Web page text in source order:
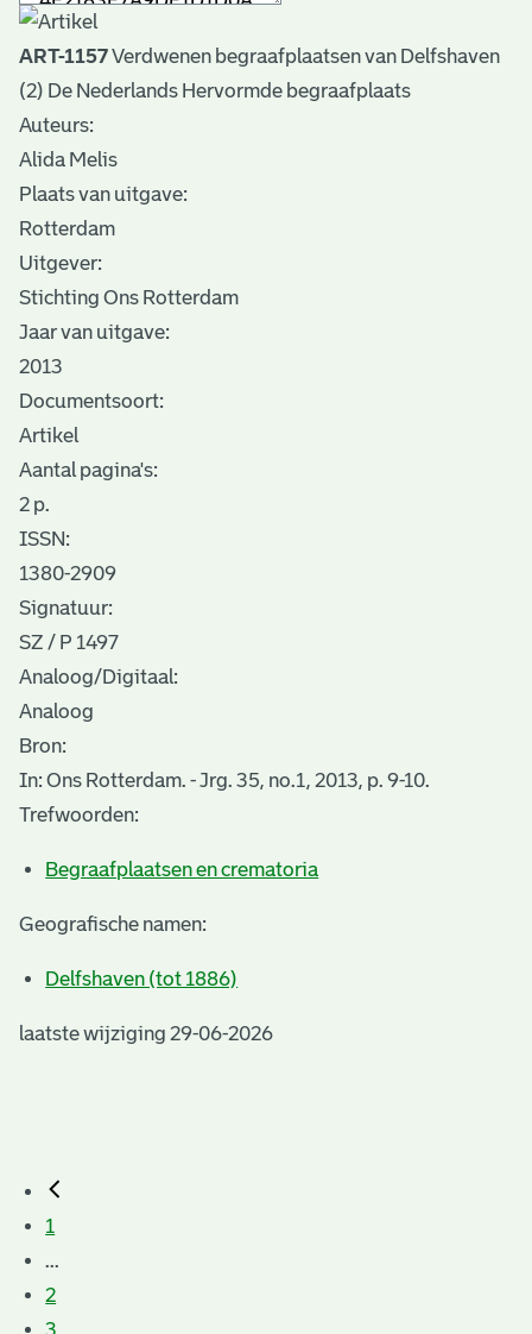
ART-1157Verdwenen begraafplaatsen van Delfshaven
(2) De Nederlands Hervormde begraafplaats
Auteurs:
Alida Melis
Plaats van uitgave:
Rotterdam
Uitgever:
Stichting Ons Rotterdam
Jaar van uitgave:
2013
Documentsoort:
Artikel
Aantal pagina's:
2 p.
ISSN:
1380-2909
Signatuur:
SZ / P 1497
Analoog/Digitaal:
Analoog
Bron:
In: Ons Rotterdam. - Jrg. 35, no.1, 2013, p. 9-10.
Trefwoorden:
Begraafplaatsen en crematoria
Geografische namen:
Delfshaven (tot 1886)
laatste wijziging 29-06-2026
1
...
2